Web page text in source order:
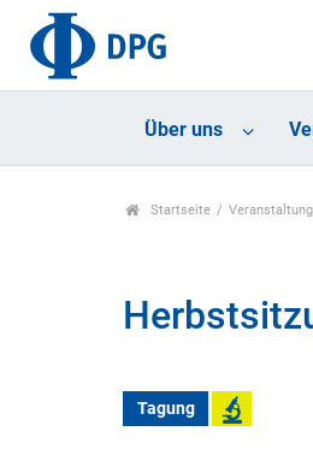
Über uns
Startseite
Tagung